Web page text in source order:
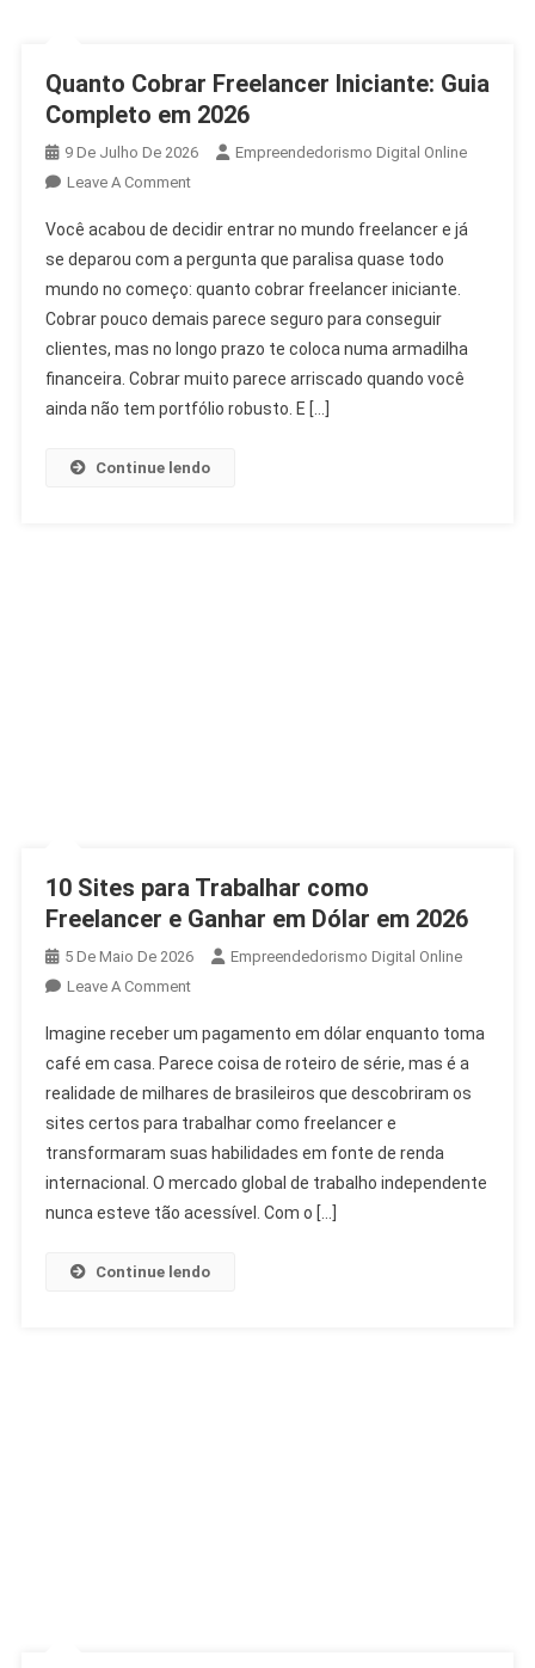
Quanto Cobrar Freelancer Iniciante: Guia
Completo em 2026
9 De Julho De 2026
Empreendedorismo Digital Online
Leave A Comment
Você acabou de decidir entrar no mundo freelancer e já
se deparou com a pergunta que paralisa quase todo
mundo no começo: quanto cobrar freelancer iniciante.
Cobrar pouco demais parece seguro para conseguir
clientes, mas no longo prazo te coloca numa armadilha
financeira. Cobrar muito parece arriscado quando você
ainda não tem portfólio robusto. E […]
Continue lendo
10 Sites para Trabalhar como
Freelancer e Ganhar em Dólar em 2026
5 De Maio De 2026
Empreendedorismo Digital Online
Leave A Comment
Imagine receber um pagamento em dólar enquanto toma
café em casa. Parece coisa de roteiro de série, mas é a
realidade de milhares de brasileiros que descobriram os
sites certos para trabalhar como freelancer e
transformaram suas habilidades em fonte de renda
internacional. O mercado global de trabalho independente
nunca esteve tão acessível. Com o […]
Continue lendo